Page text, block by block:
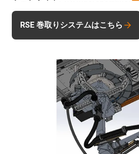
RSE 巻取りシステムはこちら